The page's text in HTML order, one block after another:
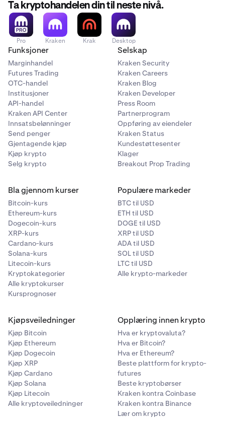
Ta kryptohandelen din til neste nivå.
Pro Kraken Krak Desktop
Funksjoner
Marginhandel
Futures Trading
OTC-handel
Institusjoner
API-handel
Kraken API Center
Innsatsbelønninger
Send penger
Gjentagende kjøp
Kjøp krypto
Selg krypto
Selskap
Kraken Security
Kraken Careers
Kraken Blog
Kraken Developer
Press Room
Partnerprogram
Oppføring av eiendeler
Kraken Status
Kundestøttesenter
Klager
Breakout Prop Trading
Bla gjennom kurser
Bitcoin-kurs
Ethereum-kurs
Dogecoin-kurs
XRP-kurs
Cardano-kurs
Solana-kurs
Litecoin-kurs
Kryptokategorier
Alle kryptokurser
Kursprognoser
Populære markeder
BTC til USD
ETH til USD
DOGE til USD
XRP til USD
ADA til USD
SOL til USD
LTC til USD
Alle krypto-markeder
Kjøpsveiledninger
Kjøp Bitcoin
Kjøp Ethereum
Kjøp Dogecoin
Kjøp XRP
Kjøp Cardano
Kjøp Solana
Kjøp Litecoin
Alle kryptoveiledninger
Opplæring innen krypto
Hva er kryptovaluta?
Hva er Bitcoin?
Hva er Ethereum?
Beste plattform for krypto-
futures
Beste kryptobørser
Kraken kontra Coinbase
Kraken kontra Binance
Lær om krypto